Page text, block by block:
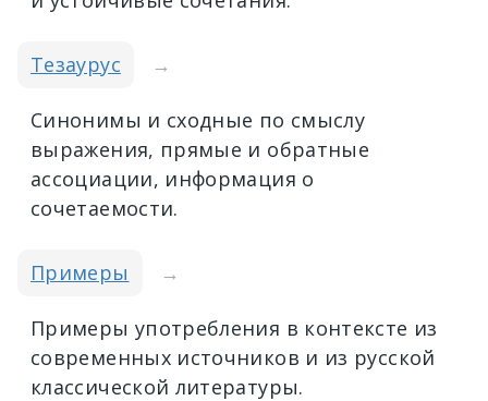
Тезаурус →
Синонимы и сходные по смыслу
выражения, прямые и обратные
ассоциации, информация о
сочетаемости.
Примеры →
Примеры употребления в контексте из
современных источников и из русской
классической литературы.